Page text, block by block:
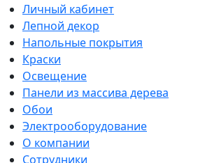
Личный кабинет
Лепной декор
Напольные покрытия
Краски
Освещение
Панели из массива дерева
Обои
Электрооборудование
О компании
Сотрудники